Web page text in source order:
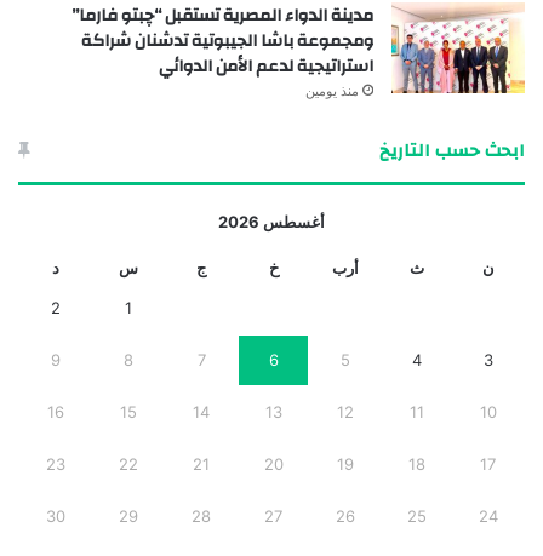
مدينة الدواء المصرية تستقبل “چبتو فارما”
ومجموعة باشا الجيبوتية تدشنان شراكة
استراتيجية لدعم الأمن الدوائي
منذ يومين
ابحث حسب التاريخ
أغسطس 2026
ن ث أرب خ ج س د
1
2
3
4
5
6
7
8
9
10
11
12
13
14
15
16
17
18
19
20
21
22
23
24
25
26
27
28
29
30